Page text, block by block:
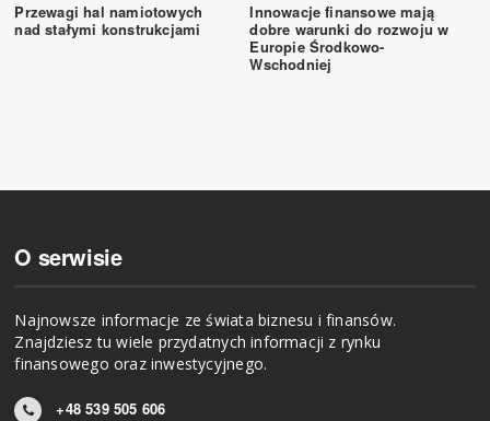
Przewagi hal namiotowych
nad stałymi konstrukcjami
Innowacje finansowe mają
dobre warunki do rozwoju w
Europie Środkowo-
Wschodniej
O serwisie
Najnowsze informacje ze świata biznesu i finansów.
Znajdziesz tu wiele przydatnych informacji z rynku
finansowego oraz inwestycyjnego.
+48 539 505 606